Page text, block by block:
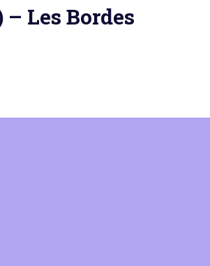
– Les Bordes